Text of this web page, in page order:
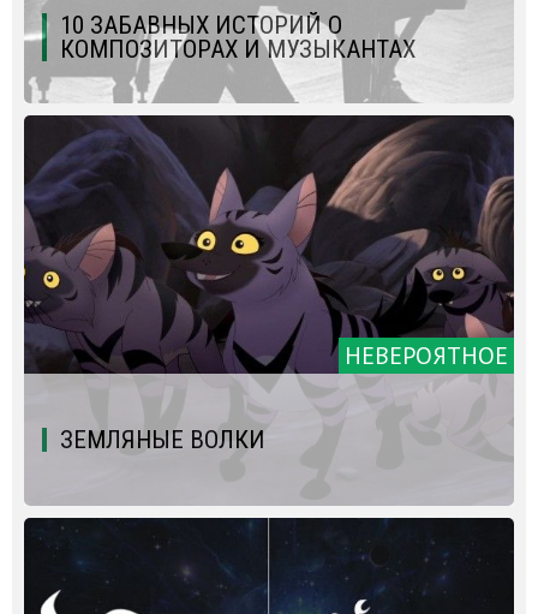
10 ЗАБАВНЫХ ИСТОРИЙ О
КОМПОЗИТОРАХ И МУЗЫКАНТАХ
НЕВЕРОЯТНОЕ
ЗЕМЛЯНЫЕ ВОЛКИ